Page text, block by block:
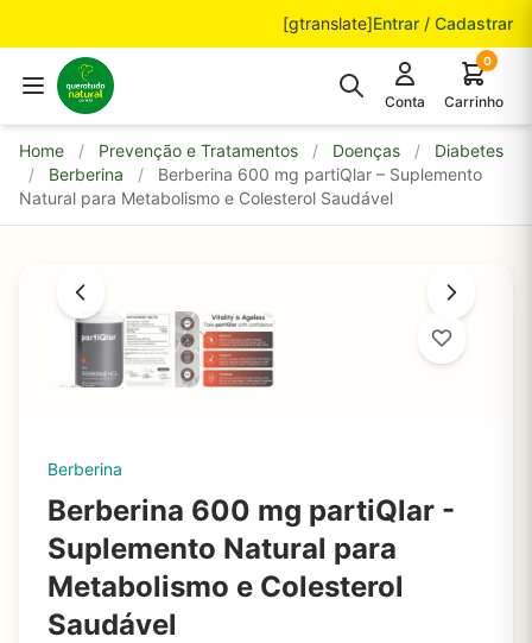
[gtranslate]Entrar / Cadastrar
Conta
0
Carrinho
Home / Prevenção e Tratamentos / Doenças /
Diabetes
/
Berberina /
Berberina 600 mg partiQlar – Suplemento
Natural para Metabolismo e Colesterol Saudável
Berberina
Berberina 600 mg partiQlar -
Suplemento Natural para
Metabolismo e Colesterol
Saudável